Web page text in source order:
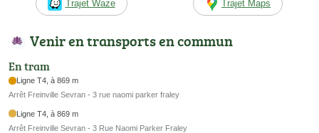
Trajet Waze Trajet Maps
Venir en transports en commun
En tram
Ligne T4, à 869 m
Arrêt Freinville Sevran - 3 rue naomi parker fraley
Ligne T4, à 869 m
Arrêt Freinville Sevran - 3 Rue Naomi Parker Fraley